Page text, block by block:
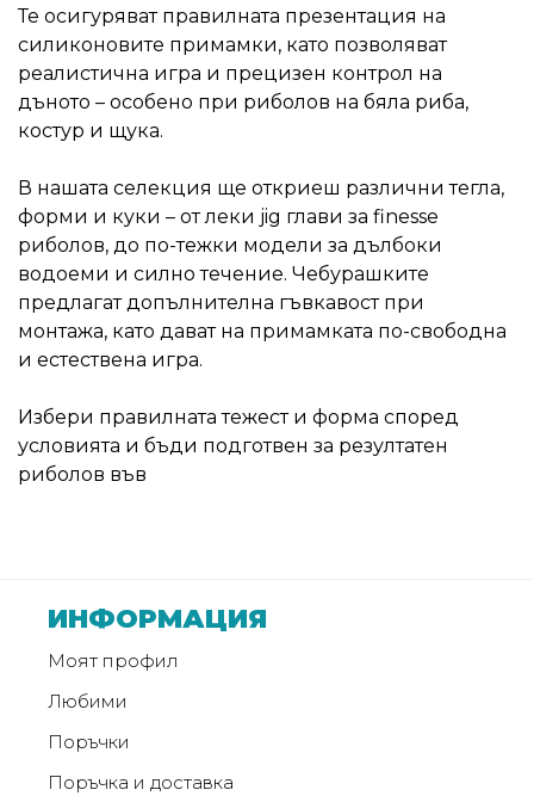
Copyright
©
2026
Всички
запазени.
Интернет
Маркетинг
и
Дизайн
от
Weberest
Те осигуряват правилната презентация на
силиконовите примамки, като позволяват
реалистична игра и прецизен контрол на
дъното – особено при риболов на бяла риба,
костур и щука.
В нашата селекция ще откриеш различни тегла,
форми и куки – от леки jig глави за finesse
риболов, до по-тежки модели за дълбоки
водоеми и силно течение. Чебурашките
предлагат допълнителна гъвкавост при
монтажа, като дават на примамката по-свободна
и естествена игра.
Избери правилната тежест и форма според
условията и бъди подготвен за резултатен
риболов във
ИНФОРМАЦИЯ
Моят профил
Любими
Поръчки
Поръчка и доставка